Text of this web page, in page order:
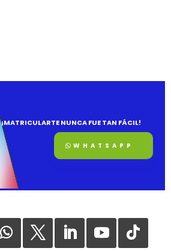
¡MATRICULARTE NUNCA FUE TAN FÁCIL!
WHATSAPP